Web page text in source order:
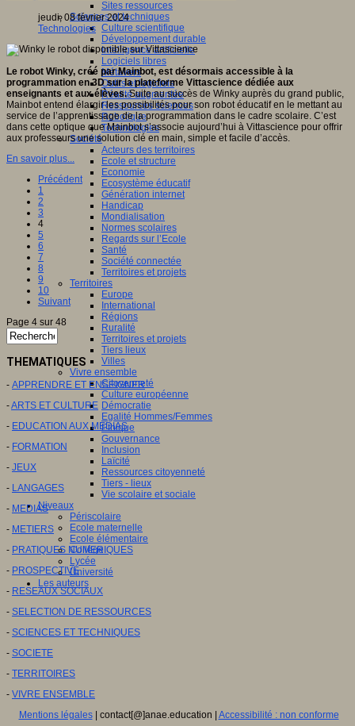
Sites ressources
Sciences et techniques
Culture scientifique
Développement durable
Intelligence artificielle
Logiciels libres
Métavers
Outils et logiciels
Réalité augmentée
Ressources sciences
Robotique
Technologies
Société
Acteurs des territoires
Ecole et structure
Economie
Ecosystème éducatif
Génération internet
Handicap
Mondialisation
Normes scolaires
Regards sur l’Ecole
Santé
Société connectée
Territoires et projets
Territoires
Europe
International
Régions
Ruralité
Territoires et projets
Tiers lieux
Villes
Vivre ensemble
Citoyenneté
Culture européenne
Démocratie
Egalité Hommes/Femmes
Ethique
Gouvernance
Inclusion
Laïcité
Ressources citoyenneté
Tiers - lieux
Vie scolaire et sociale
Niveaux
Périscolaire
Ecole maternelle
Ecole élémentaire
Collège
Lycée
Université
Les auteurs
jeudi, 08 février 2024
Technologies
Le robot Winky, créé par Mainbot, est désormais accessible à la
programmation en 3D sur la plateforme Vittascience dédiée aux
enseignants et aux élèves.Suite au succès de Winky auprès du grand public,
Mainbot entend élargir les possibilités pour son robot éducatif en le mettant au
service de l’apprentissage de la programmation dans le cadre scolaire. C’est
dans cette optique que Mainbot s’associe aujourd’hui à Vittascience pour offrir
aux professeurs une solution clé en main, simple et facile d’accès.
En savoir plus...
Précédent
1
2
3
4
5
6
7
8
9
10
Suivant
Page 4 sur 48
THEMATIQUES
- APPRENDRE ET ENSEIGNER
-ARTS ET CULTURE
- EDUCATION AUX MEDIAS
- FORMATION
- JEUX
- LANGAGES
- MEDIAS
- METIERS
- PRATIQUES NUMERIQUES
- PROSPECTIVE
- RESEAUX SOCIAUX
- SELECTION DE RESSOURCES
- SCIENCES ET TECHNIQUES
- SOCIETE
- TERRITOIRES
- VIVRE ENSEMBLE
Mentions légales| contact[@]anae.education | Accessibilité : non conforme